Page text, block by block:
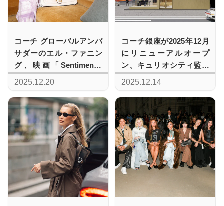
コーチ グローバルアンバ
サダーのエル・ファニン
グ、映画「Sentimental
Value」を祝う特別上映会
ち
2025.12.20
コーチ銀座が2025年12月
にリニューアルオープ
ン、キュリオシティ監修
の空間でブランドの世界
2025.12.14